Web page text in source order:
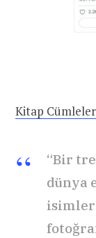
Kitap
“Bir
dünya